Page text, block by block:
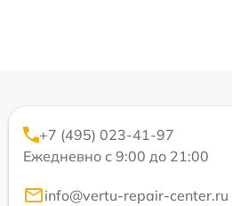
+7 (495) 023-41-97
Ежедневно с 9:00 до 21:00
info@vertu-repair-center.ru